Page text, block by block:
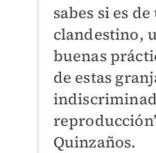
sabes si es
clandestino,
buenas
de estas
Quinzaños.